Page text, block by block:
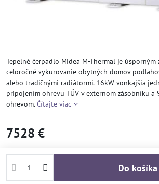
Tepelné čerpadlo Midea M-Thermal je
celoročné vykurovanie obytných domov
alebo tradičnými radiátormi. 16kW vonkajšia
pripojením ohrevu TÚV v externom zásobníku a
ohrevom.Čítajte viac
7528 €
Do košíka